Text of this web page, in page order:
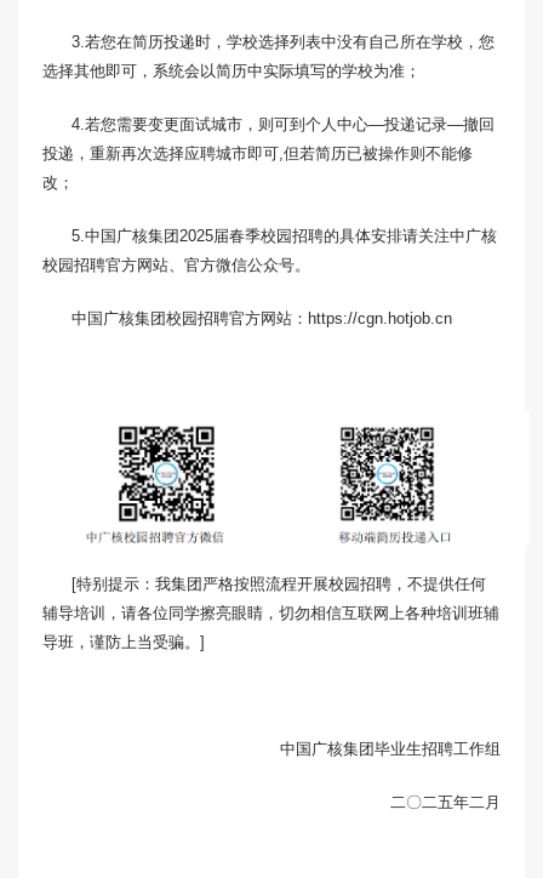
3.若您在简历投递时，学校选择列表中没有自己所在学校，您
选择其他即可，系统会以简历中实际填写的学校为准；
4.若您需要变更面试城市，则可到个人中心—投递记录—撤回
投递，重新再次选择应聘城市即可,但若简历已被操作则不能修
改；
5.中国广核集团2025届春季校园招聘的具体安排请关注中广核
校园招聘官方网站、官方微信公众号。
中国广核集团校园招聘官方网站：https://cgn.hotjob.cn
[特别提示：我集团严格按照流程开展校园招聘，不提供任何
辅导培训，请各位同学擦亮眼睛，切勿相信互联网上各种培训班辅
导班，谨防上当受骗。]
中国广核集团毕业生招聘工作组
二〇二五年二月